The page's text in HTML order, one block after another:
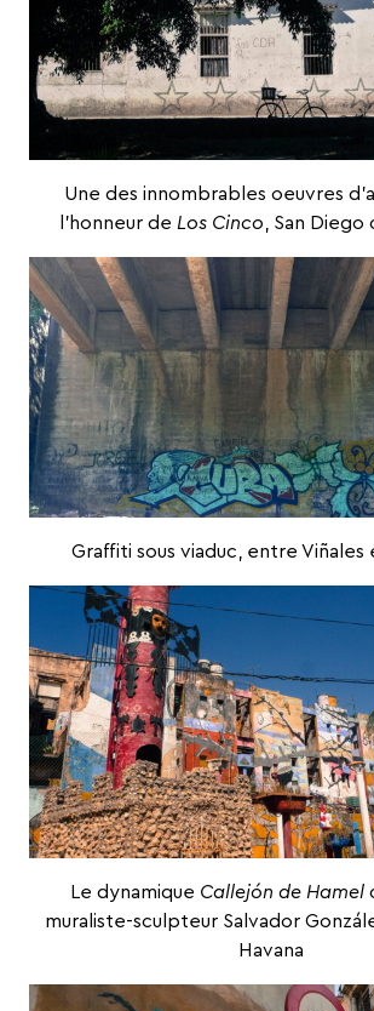
Une des innombrables oeuvres
l’honneur de Los Cinco , San
Graffiti sous viaduc, entre Viñales
Le dynamique Callejón de Hamel
muraliste-sculpteur Salvador
Havana